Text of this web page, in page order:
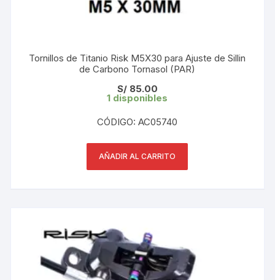
Tornillos de Titanio Risk M5X30 para Ajuste de Sillin
de Carbono Tornasol (PAR)
S/85.00
1 disponibles
CÓDIGO: AC05740
AÑADIR AL CARRITO